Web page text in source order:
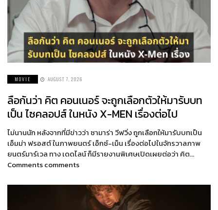
MOVIE AUGUST 7, 2026
ลือกันว่า คิต คอนเนอร์ จะถูกเลือกตัวให้มารับบท
เป็น ไซคลอปส์ ในหนัง X-MEN เรื่องต่อไป
ไม่นานนัก หลังจากที่มีข่าวว่า ซามาร่า วีฟวิ่ง ถูกเลือกให้มารับบทเป็น
เอ็มม่า ฟรอสต์ ในภาพยนตร์ เอ็กซ์-เม็น เรื่องต่อไปในจักรวาลภาพ
ยนตร์มาร์เวล ทาง เดดไลน์ ก็มีรายงานพิเศษเปิดเผยต่อว่า คิต…
Comments comments